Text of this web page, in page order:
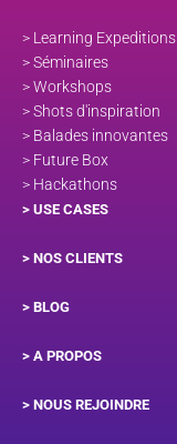
> Learning Expeditions
> Séminaires
> Workshops
> Shots d'inspiration
> Balades innovantes
> Future Box
> Hackathons
> USE CASES
> NOS CLIENTS
> BLOG
> A PROPOS
> NOUS REJOINDRE